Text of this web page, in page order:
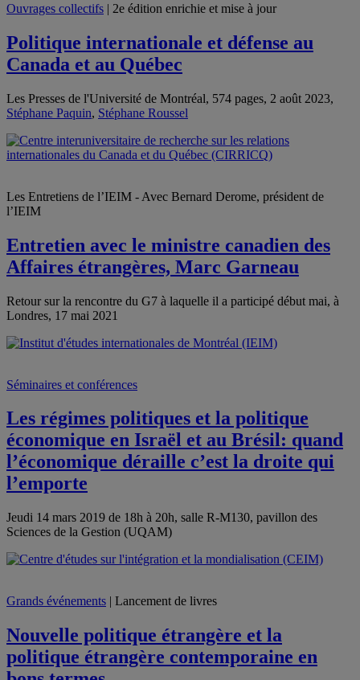
Ouvrages collectifs | 2e édition enrichie et mise à jour
Politique internationale et défense au
Canada et au Québec
Les Presses de l'Université de Montréal, 574 pages, 2 août 2023,
Stéphane Paquin, Stéphane Roussel
Les Entretiens de l’IEIM - Avec Bernard Derome, président de
l’IEIM
Entretien avec le ministre canadien des
Affaires étrangères, Marc Garneau
Retour sur la rencontre du G7 à laquelle il a participé début mai, à
Londres, 17 mai 2021
Séminaires et conférences
Les régimes politiques et la politique
économique en Israël et au Brésil: quand
l’économique déraille c’est la droite qui
l’emporte
Jeudi 14 mars 2019 de 18h à 20h, salle R-M130, pavillon des
Sciences de la Gestion (UQAM)
Grands événements | Lancement de livres
Nouvelle politique étrangère et la
politique étrangère contemporaine en